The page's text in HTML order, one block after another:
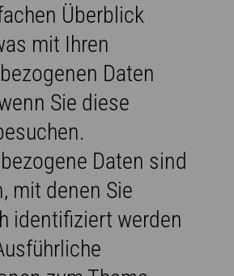
Überblick
mit Ihren
Daten
Sie diese
Daten sind
mit denen Sie
identifiziert werden